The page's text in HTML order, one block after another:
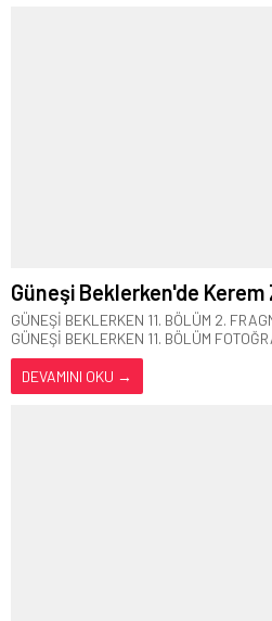
Güneşi Beklerken'de Kerem
GÜNEŞİ BEKLERKEN 11. BÖLÜM 2.
GÜNEŞİ BEKLERKEN 11. BÖLÜM
DEVAMINI OKU →